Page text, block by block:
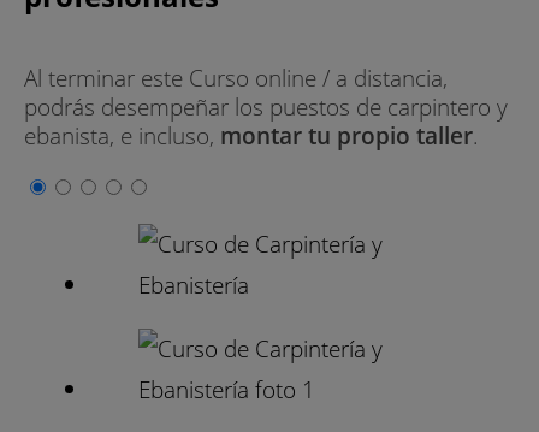
Al terminar este Curso online / a distancia,
podrás desempeñar los puestos de carpintero y
ebanista, e incluso, montar tu propio taller.